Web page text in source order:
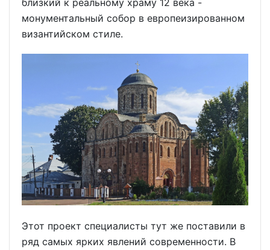
монументальный собор в европеизированном
византийском стиле.
Этот проект специалисты тут же поставили в
ряд самых ярких явлений современности. В